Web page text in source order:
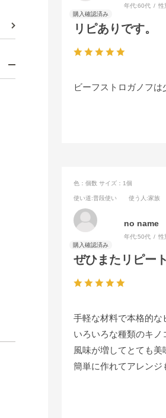
リピありです。
年代:60代 性
ビーフストロガノフは
ぜひまたリピー
色：個数 サイズ：1個
使い道:普段使い 使う人 :家族
no name
年代:50代 性
手軽な材料で本格的な
いろいろな種類のキノ
風味が増してとても美
簡単に作れてアレンジ